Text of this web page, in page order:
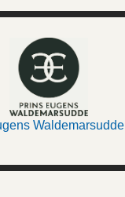
Waldemarsudde